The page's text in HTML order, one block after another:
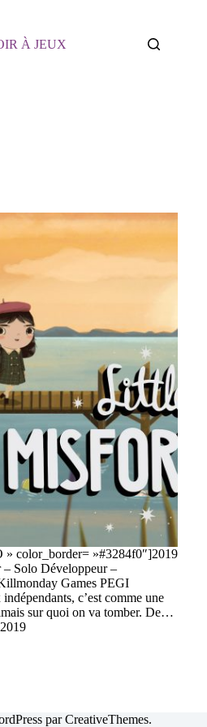
À JEUX
» color_border= »#3284f0″]2019
– Solo Développeur –
Games PEGI
c’est comme une
sur quoi on va tomber. De…
parCreativeThemes.